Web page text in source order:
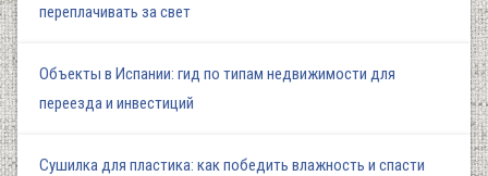
переплачивать за свет
Объекты в Испании: гид по типам недвижимости для
переезда и инвестиций
Сушилка для пластика: как победить влажность и спасти